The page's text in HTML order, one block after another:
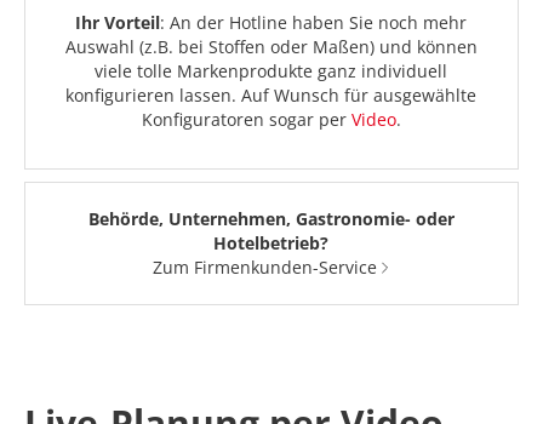
Ihr Vorteil: An der Hotline haben Sie noch mehr
Auswahl (z.B. bei Stoffen oder Maßen) und können
viele tolle Markenprodukte ganz individuell
konfigurieren lassen. Auf Wunsch für ausgewählte
Konfiguratoren sogar per Video.
Behörde, Unternehmen, Gastronomie- oder
Hotelbetrieb?
Zum Firmenkunden-Service